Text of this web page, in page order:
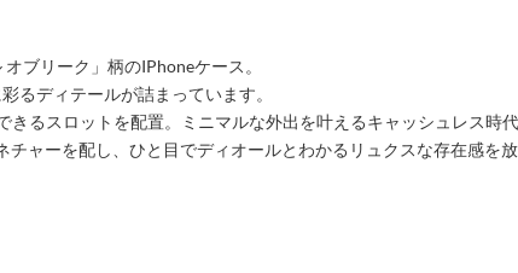
ブリーク」柄のIPhoneケース。
るディテールが詰まっています。
るスロットを配置。ミニマルな外出を叶えるキャッシュレス時代
ャーを配し、ひと目でディオールとわかるリュクスな存在感を放